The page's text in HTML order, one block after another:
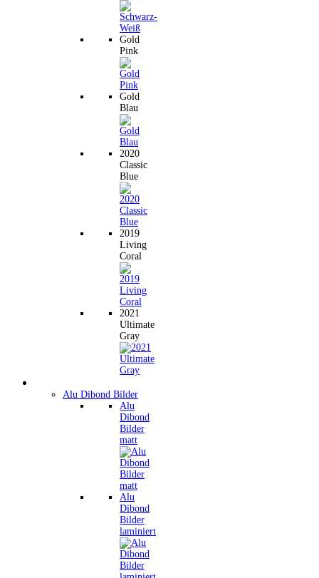
Gold
Pink
Gold
Blau
2020
Classic
Blue
2019
Living
Coral
2021
Ultimate
Gray
Alu Dibond Bilder
Alu
Dibond
Bilder
matt
Alu
Dibond
Bilder
laminiert